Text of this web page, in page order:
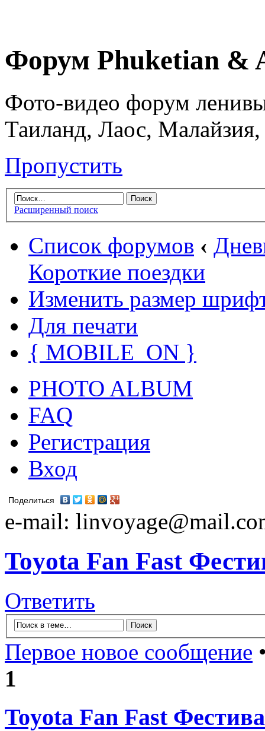
Форум Phuketian &
Фото-видео форум
Таиланд, Лаос,
Пропустить
Расширенный поиск
Список форумов ‹
Короткие поездки
Изменить размер
Для печати
{ MOBILE_ON }
PHOTO ALBUM
FAQ
Регистрация
Вход
Поделиться
e-mail:
Toyota Fan Fast
Ответить
Первое новое сообщение
1
Toyota Fan Fast